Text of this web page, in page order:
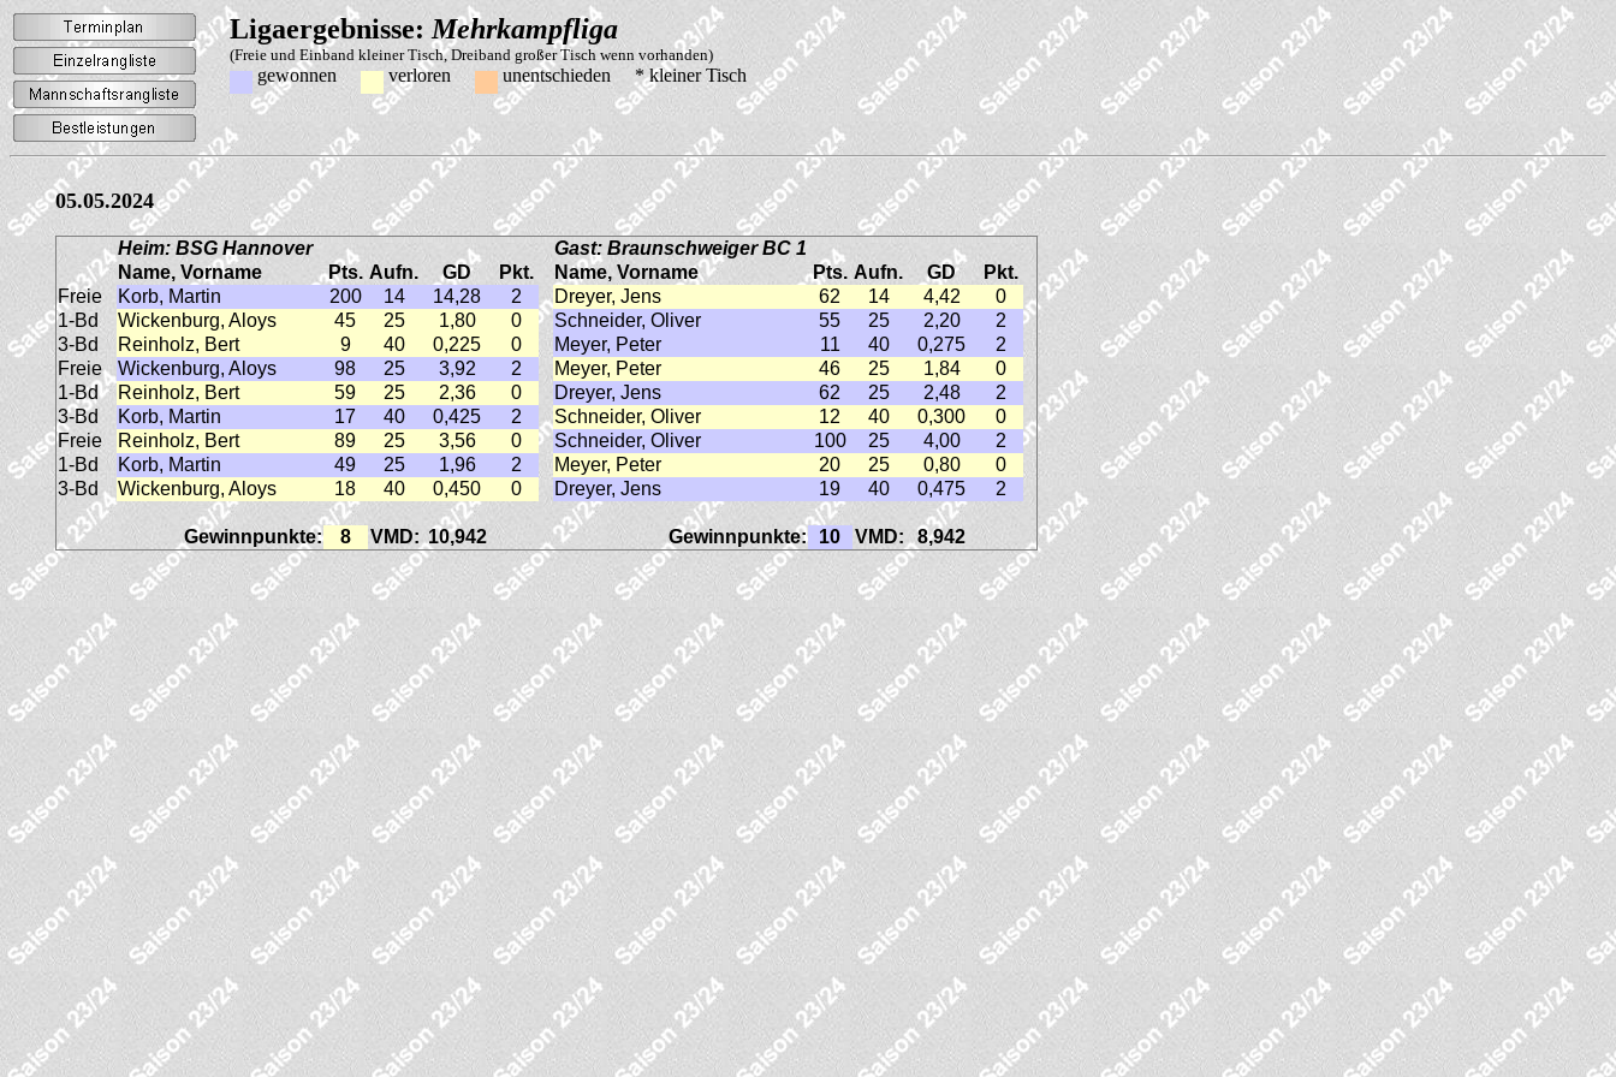
Ligaergebnisse: Mehrkampfliga
(Freie und Einband kleiner Tisch, Dreiband großer Tisch wenn vorhanden)
gewonnen verloren unentschieden * kleiner Tisch
05.05.2024
Heim: BSG Hannover
Gast: Braunschweiger BC 1
Name, Vorname
Pts. Aufn. GD Pkt. Name, Vorname Pts. Aufn. GD
Pkt.
Freie
Korb, Martin 200 14 14,28 2 Dreyer, Jens 62 14 4,42
0
1-Bd
Wickenburg, Aloys 45 25 1,80 0 Schneider, Oliver 55 25 2,20
2
3-Bd
Reinholz, Bert 9 40 0,225 0 Meyer, Peter 11 40 0,275
2
Freie
Wickenburg, Aloys 98 25 3,92 2 Meyer, Peter 46 25 1,84
0
1-Bd
Reinholz, Bert 59 25 2,36 0 Dreyer, Jens 62 25 2,48
2
3-Bd
Korb, Martin 17 40 0,425 2 Schneider, Oliver 12 40 0,300
0
Freie
Reinholz, Bert 89 25 3,56 0 Schneider, Oliver 100 25 4,00
2
1-Bd
Korb, Martin 49 25 1,96 2 Meyer, Peter 20 25 0,80
0
3-Bd
Wickenburg, Aloys 18 40 0,450 0 Dreyer, Jens 19 40 0,475 2
Gewinnpunkte: 8 VMD: 10,942 Gewinnpunkte: 10 VMD: 8,942